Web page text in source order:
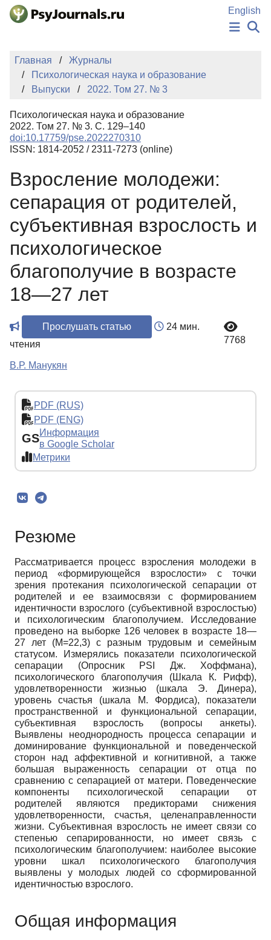
Перейти к основному содержанию
English
НОВОСТИ
ИЗДАНИЯ
АВТОРЫ
БАЗА ЗНАНИЙ
КЛЮЧЕВЫЕ СЛОВА
Регистрация
Главная
Журналы
Психологическая наука и образование
Выпуски
2022. Том 27. № 3
Психологическая наука и образование
2022. Том 27. № 3. С. 129–140
doi:10.17759/pse.2022270310
ISSN: 1814-2052 / 2311-7273 (online)
Взросление молодежи:
сепарация от родителей,
субъективная взрослость и
психологическое
благополучие в возрасте
18—27 лет
Прослушать статью
24 мин.
чтения
7768
В.Р. Манукян
PDF (RUS)
PDF (ENG)
GSИнформация
в Google Scholar
Метрики
Резюме
Рассматривается процесс взросления молодежи в
период «формирующейся взрослости» с точки
зрения протекания психологической сепарации от
родителей и ее взаимосвязи с формированием
идентичности взрослого (субъективной взрослостью)
и психологическим благополучием. Исследование
проведено на выборке 126 человек в возрасте 18—
27 лет (М=22,3) с разным трудовым и семейным
статусом. Измерялись показатели психологической
сепарации (Опросник PSI Дж. Хоффмана),
психологического благополучия (Шкала К. Рифф),
удовлетворенности жизнью (шкала Э. Динера),
уровень счастья (шкала М. Фордиса), показатели
пространственной и функциональной сепарации,
субъективная взрослость (вопросы анкеты).
Выявлены неоднородность процесса сепарации и
доминирование функциональной и поведенческой
сторон над аффективной и когнитивной, а также
большая выраженность сепарации от отца по
сравнению с сепарацией от матери. Поведенческие
компоненты психологической сепарации от
родителей являются предикторами снижения
удовлетворенности, счастья, целенаправленности
жизни. Субъективная взрослость не имеет связи со
степенью сепарированности, но имеет связь с
психологическим благополучием: наиболее высокие
уровни шкал психологического благополучия
выявлены у молодых людей со сформированной
идентичностью взрослого.
Общая информация